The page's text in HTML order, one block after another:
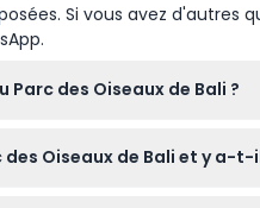
Si vous avez d'autres
des Oiseaux de Bali ?
Oiseaux de Bali et y a-